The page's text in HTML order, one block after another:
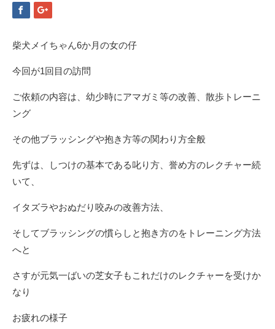
柴犬メイちゃん6か月の女の仔
今回が1回目の訪問
ご依頼の内容は、幼少時にアマガミ等の改善、散歩トレーニ
ング
その他ブラッシングや抱き方等の関わり方全般
先ずは、しつけの基本である叱り方、誉め方のレクチャー続
いて、
イタズラやおぬだり咬みの改善方法、
そしてブラッシングの慣らしと抱き方のをトレーニング方法
へと
さすが元気一ばいの芝女子もこれだけのレクチャーを受けか
なり
お疲れの様子